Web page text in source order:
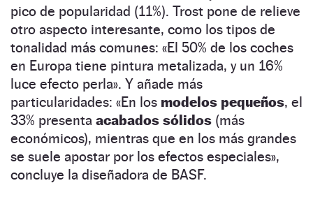
pico de popularidad (11%). Trost pone de relieve
otro aspecto interesante, como los tipos de
tonalidad más comunes: «El 50% de los coches
en Europa tiene pintura metalizada, y un 16%
luce efecto perla». Y añade más
particularidades: «En los modelos pequeños, el
33% presenta acabados sólidos (más
económicos), mientras que en los más grandes
se suele apostar por los efectos especiales»,
concluye la diseñadora de BASF.